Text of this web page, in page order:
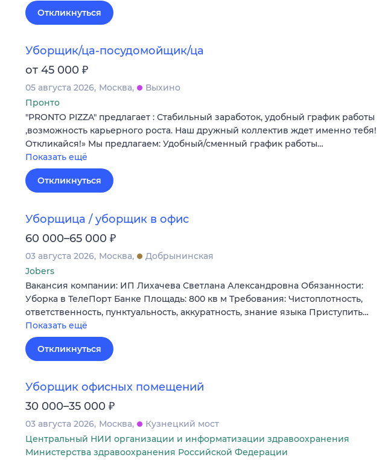
Откликнуться
Уборщик/ца-посудомойщик/ца
от 45 000 ₽
05 августа 2026 Москва
Выхино
Пронто
"PRONTO PIZZA" предлагает : Стабильный заработок, удобный график работы
,возможность карьерного роста. Наш дружный коллектив ждет именно тебя!
Откликайся!» Мы предлагаем: Удобный/сменный график работы…
Показать ещё
Откликнуться
Уборщица / уборщик в офис
60 000–65 000 ₽
03 августа 2026 Москва
Добрынинская
Jobers
Вакансия компании: ИП Лихачева Светлана Александровна Обязанности:
Уборка в ТелеПорт Банке Площадь: 800 кв м Требования: Чистоплотность,
ответственность, пунктуальность, аккуратность, знание языка Приступить…
Показать ещё
Откликнуться
Уборщик офисных помещений
30 000–35 000 ₽
03 августа 2026 Москва
Кузнецкий мост
Центральный НИИ организации и информатизации здравоохранения
Министерства здравоохранения Российской Федерации